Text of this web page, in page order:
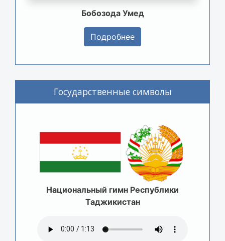
Бобозода Умед
Подробнее
Государственные символы
Национальный гимн Республики
Таджикистан